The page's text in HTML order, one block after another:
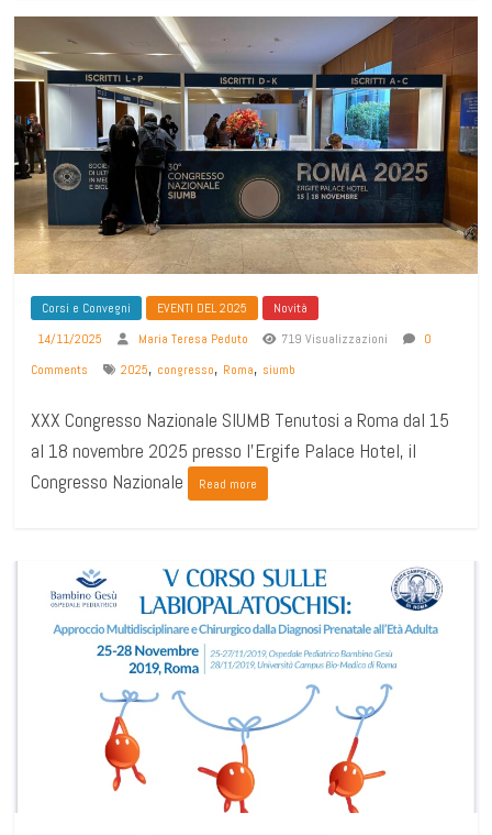
Corsi e Convegni EVENTI DEL 2025
Novità
14/11/2025
Maria Teresa Peduto 719 Visualizzazioni
0
Comments
2025, congresso, Roma, siumb
XXX Congresso Nazionale SIUMB Tenutosi a Roma dal 15
al 18 novembre 2025 presso l’Ergife Palace Hotel, il
Congresso Nazionale
Read more